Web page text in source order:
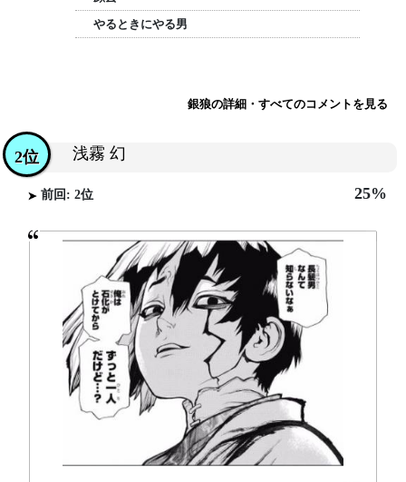
やるときにやる男
銀狼の詳細・すべてのコメントを見る
浅霧 幻
2位
前回: 2位 25%